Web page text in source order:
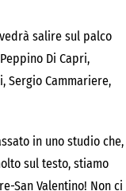
salire sul palco
Di Capri,
Sergio Cammariere,
in uno studio che,
sul testo, stiamo
San Valentino! Non ci